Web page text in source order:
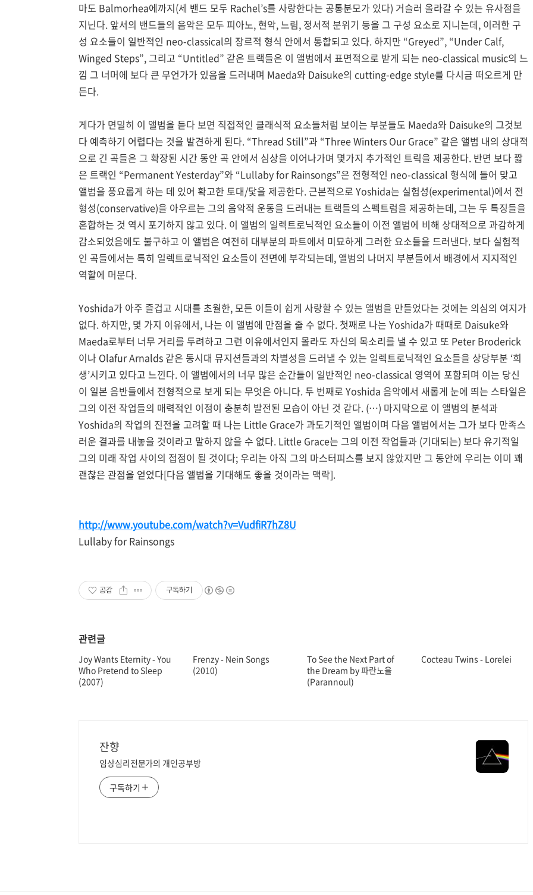
마도 Balmorhea에까지(세 밴드 모두 Rachel’s를 사랑한다는 공통분모가 있다) 거슬러 올라갈 수 있는 유사점을
지닌다. 앞서의 밴드들의 음악은 모두 피아노, 현악, 느림, 정서적 분위기 등을 그 구성 요소로 지니는데, 이러한 구
성 요소들이 일반적인 neo-classical의 장르적 형식 안에서 통합되고 있다. 하지만 “Greyed”, “Under Calf,
Winged Steps”, 그리고 “Untitled” 같은 트랙들은 이 앨범에서 표면적으로 받게 되는 neo-classical music의 느
낌 그 너머에 보다 큰 무언가가 있음을 드러내며 Maeda와 Daisuke의 cutting-edge style를 다시금 떠오르게 만
든다.
게다가 면밀히 이 앨범을 듣다 보면 직접적인 클래식적 요소들처럼 보이는 부분들도 Maeda와 Daisuke의 그것보
다 예측하기 어렵다는 것을 발견하게 된다. “Thread Still”과 “Three Winters Our Grace” 같은 앨범 내의 상대적
으로 긴 곡들은 그 확장된 시간 동안 곡 안에서 심상을 이어나가며 몇가지 추가적인 트릭을 제공한다. 반면 보다 짧
은 트랙인 “Permanent Yesterday”와 “Lullaby for Rainsongs”은 전형적인 neo-classical 형식에 들어 맞고
앨범을 풍요롭게 하는 데 있어 확고한 토대/닻을 제공한다. 근본적으로 Yoshida는 실험성(experimental)에서 전
형성(conservative)을 아우르는 그의 음악적 운동을 드러내는 트랙들의 스펙트럼을 제공하는데, 그는 두 특징들을
혼합하는 것 역시 포기하지 않고 있다. 이 앨범의 일렉트로닉적인 요소들이 이전 앨범에 비해 상대적으로 과감하게
감소되었음에도 불구하고 이 앨범은 여전히 대부분의 파트에서 미묘하게 그러한 요소들을 드러낸다. 보다 실험적
인 곡들에서는 특히 일렉트로닉적인 요소들이 전면에 부각되는데, 앨범의 나머지 부분들에서 배경에서 지지적인
역할에 머문다.
Yoshida가 아주 즐겁고 시대를 초월한, 모든 이들이 쉽게 사랑할 수 있는 앨범을 만들었다는 것에는 의심의 여지가
없다. 하지만, 몇 가지 이유에서, 나는 이 앨범에 만점을 줄 수 없다. 첫째로 나는 Yoshida가 때때로 Daisuke와
Maeda로부터 너무 거리를 두려하고 그런 이유에서인지 몰라도 자신의 목소리를 낼 수 있고 또 Peter Broderick
이나 Olafur Arnalds 같은 동시대 뮤지션들과의 차별성을 드러낼 수 있는 일렉트로닉적인 요소들을 상당부분 ‘희
생’시키고 있다고 느낀다. 이 앨범에서의 너무 많은 순간들이 일반적인 neo-classical 영역에 포함되며 이는 당신
이 일본 음반들에서 전형적으로 보게 되는 무엇은 아니다. 두 번째로 Yoshida 음악에서 새롭게 눈에 띄는 스타일은
그의 이전 작업들의 매력적인 이점이 충분히 발전된 모습이 아닌 것 같다. (…) 마지막으로 이 앨범의 분석과
Yoshida의 작업의 진전을 고려할 때 나는 Little Grace가 과도기적인 앨범이며 다음 앨범에서는 그가 보다 만족스
러운 결과를 내놓을 것이라고 말하지 않을 수 없다. Little Grace는 그의 이전 작업들과 (기대되는) 보다 유기적일
그의 미래 작업 사이의 접점이 될 것이다; 우리는 아직 그의 마스터피스를 보지 않았지만 그 동안에 우리는 이미 꽤
괜찮은 관점을 얻었다[다음 앨범을 기대해도 좋을 것이라는 맥락].
http://www.youtube.com/watch?v=VudfiR7hZ8U
Lullaby for Rainsongs
공감 구독하기
관련글
Joy Wants Eternity - You
Who Pretend to Sleep
(2007)
Frenzy - Nein Songs
(2010)
To See the Next Part of
the Dream by 파란노을
(Parannoul)
Cocteau Twins - Lorelei
잔향
임상심리전문가의 개인공부방
구독하기